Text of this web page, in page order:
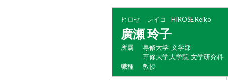
ヒロセ レイコ HIROSE Reiko
廣瀬 玲子
所属
専修大学 文学部
専修大学大学院 文学研究科
職種
教授